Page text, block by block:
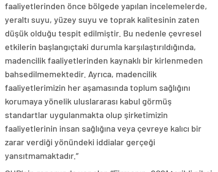
faaliyetlerinden önce bölgede yapılan incelemelerde,
yeraltı suyu, yüzey suyu ve toprak kalitesinin zaten
düşük olduğu tespit edilmiştir. Bu nedenle çevresel
etkilerin başlangıçtaki durumla karşılaştırıldığında,
madencilik faaliyetlerinden kaynaklı bir kirlenmeden
bahsedilmemektedir. Ayrıca, madencilik
faaliyetlerimizin her aşamasında toplum sağlığını
korumaya yönelik uluslararası kabul görmüş
standartlar uygulanmakta olup şirketimizin
faaliyetlerinin insan sağlığına veya çevreye kalıcı bir
zarar verdiği yönündeki iddialar gerçeği
yansıtmamaktadır.”